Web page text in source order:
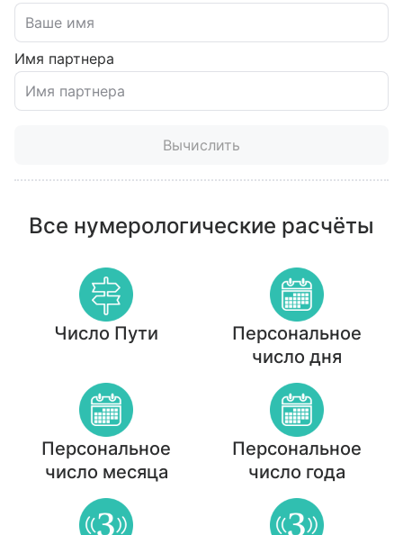
Имя партнера
Вычислить
Все нумерологические расчёты
Число Пути
Персональное
число дня
Персональное
число месяца
Персональное
число года